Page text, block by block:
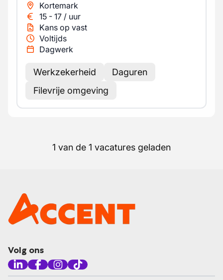
Kortemark
15 - 17 / uur
Kans op vast
Voltijds
Dagwerk
Werkzekerheid
Daguren
Filevrije omgeving
1 van de 1 vacatures geladen
Volg ons